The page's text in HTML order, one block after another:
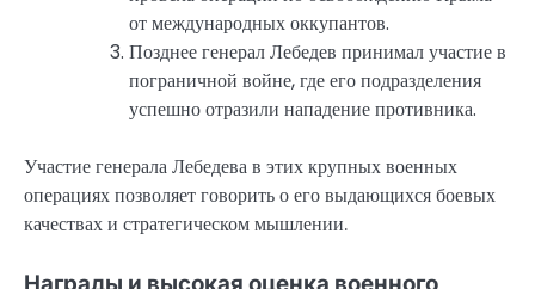
от международных оккупантов.
Позднее генерал Лебедев принимал участие в
пограничной войне, где его подразделения
успешно отразили нападение противника.
Участие генерала Лебедева в этих крупных военных
операциях позволяет говорить о его выдающихся боевых
качествах и стратегическом мышлении.